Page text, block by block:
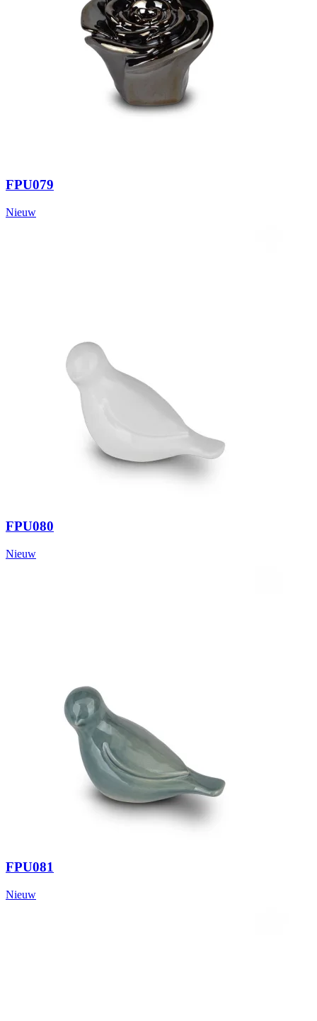
FPU079
Nieuw
FPU080
Nieuw
FPU081
Nieuw